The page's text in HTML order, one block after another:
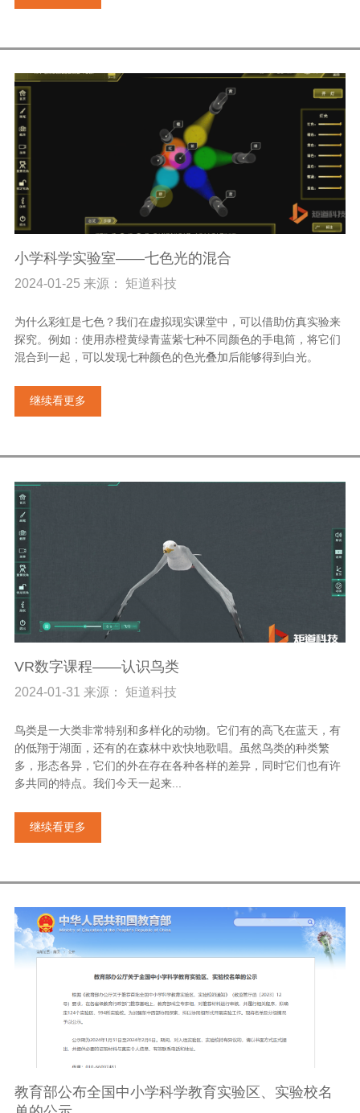
小学科学实验室——七色光的混合
2024-01-25 来源： 矩道科技
为什么彩虹是七色？我们在虚拟现实课堂中，可以借助仿真实验来
探究。例如：使用赤橙黄绿青蓝紫七种不同颜色的手电筒，将它们
混合到一起，可以发现七种颜色的色光叠加后能够得到白光。
继续看更多
VR数字课程——认识鸟类
2024-01-31 来源： 矩道科技
鸟类是一大类非常特别和多样化的动物。它们有的高飞在蓝天，有
的低翔于湖面，还有的在森林中欢快地歌唱。虽然鸟类的种类繁
多，形态各异，它们的外在存在各种各样的差异，同时它们也有许
多共同的特点。我们今天一起来...
继续看更多
教育部公布全国中小学科学教育实验区、实验校名